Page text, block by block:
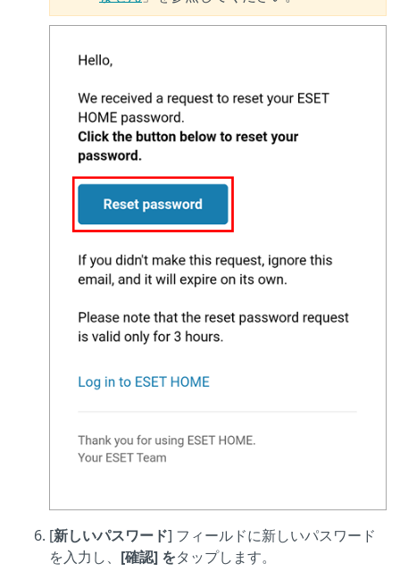
[新しいパスワード] フィールドに新しいパスワード
を入力し、 [確認] をタップします。